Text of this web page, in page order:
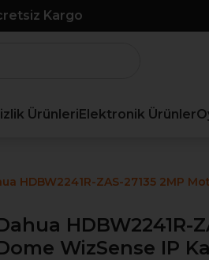
Kargo
ÜrünleriElektronik Ürünler
HDBW2241R-ZAS-27135 2MP
HDBW2241R-
WizSense IP